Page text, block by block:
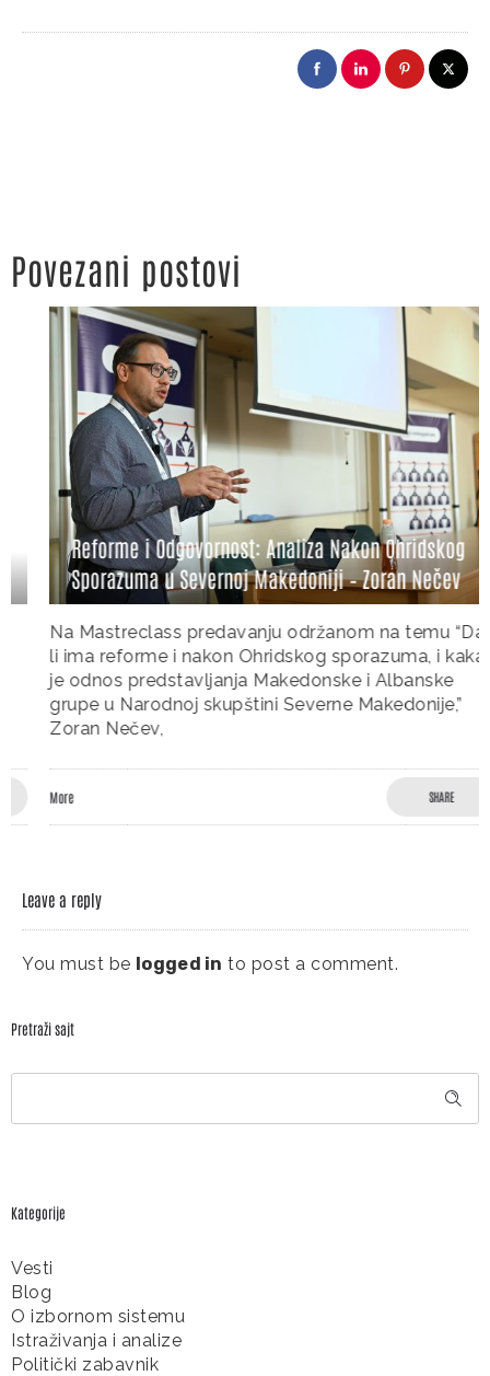
Povezani postovi
Reforme i Odgovornost: Analiza Nakon Ohridskog
Sporazuma u Severnoj Makedoniji – Zoran Nečev
Na Mastreclass predavanju održanom na temu “Da
li ima reforme i nakon Ohridskog sporazuma, i kakav
je odnos predstavljanja Makedonske i Albanske
grupe u Narodnoj skupštini Severne Makedonije,”
Zoran Nečev,
Leave a reply
You must be logged in to post a comment.
Pretraži sajt
Kategorije
Vesti
Blog
O izbornom sistemu
Istraživanja i analize
Politički zabavnik